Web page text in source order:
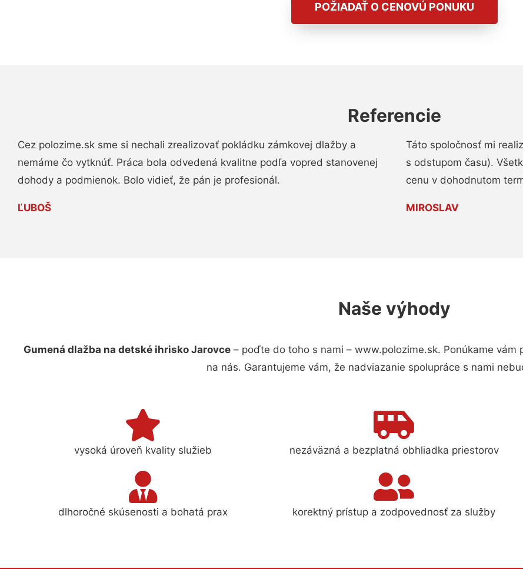
POŽIADAŤ O CENOVÚ PONUKU
Referencie
Cez polozime.sk sme si nechali zrealizovať pokládku zámkovej dlažby a
nemáme čo vytknúť. Práca bola odvedená kvalitne podľa vopred stanovenej
dohody a podmienok. Bolo vidieť, že pán je profesionál.
ĽUBOŠ
Táto spoločnosť mi
s odstupom času).
cenu v dohodnutom
MIROSLAV
Naše výhody
Gumená dlažba na detské ihrisko Jarovce– poďte do toho s nami – www.polozime.sk. Ponúkame
na nás. Garantujeme vám, že nadviazanie spolupráce s nami
vysoká úroveň kvality služieb nezáväzná a bezplatná obhliadka priestorov
dlhoročné skúsenosti a bohatá prax korektný prístup a zodpovednosť za služby